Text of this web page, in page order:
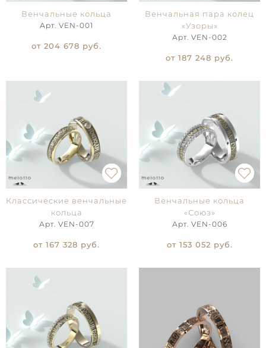
Венчальные кольца
Арт. VEN-001
от 204 678 руб.
Венчальная пара колец
«Узоры»
Арт. VEN-002
от 187 248 руб.
Классические венчальные
кольца
Арт. VEN-007
от 167 328 руб.
Венчальные кольца
«Союз»
Арт. VEN-006
от 153 052 руб.